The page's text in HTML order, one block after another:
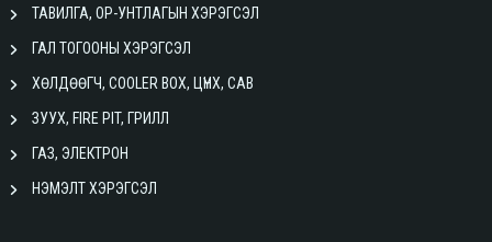
ТАВИЛГА, ОР-УНТЛАГЫН ХЭРЭГСЭЛ
ГАЛ ТОГООНЫ ХЭРЭГСЭЛ
ХӨЛДӨӨГЧ, COOLER BOX, ЦҮНХ, САВ
ЗУУХ, FIRE PIT, ГРИЛЛ
ГАЗ, ЭЛЕКТРОН
НЭМЭЛТ ХЭРЭГСЭЛ